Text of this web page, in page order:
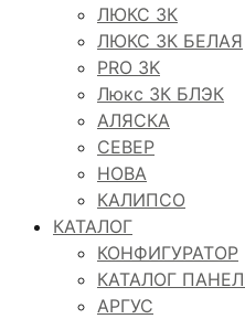
ЛЮКС 3К
ЛЮКС 3К БЕЛАЯ
PRO 3K
Люкс 3К БЛЭК
АЛЯСКА
СЕВЕР
НОВА
КАЛИПСО
КАТАЛОГ
КОНФИГУРАТОР
КАТАЛОГ
АРГУС